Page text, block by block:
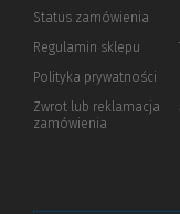
Status zamówienia
Regulamin sklepu
Polityka prywatności
Zwrot lub reklamacja
zamówienia